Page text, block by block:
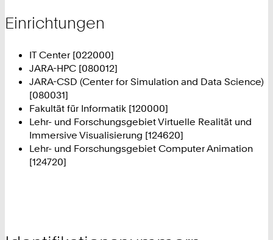
Einrichtungen
IT Center [022000]
JARA-HPC [080012]
JARA-CSD (Center for Simulation and Data Science)
[080031]
Fakultät für Informatik [120000]
Lehr- und Forschungsgebiet Virtuelle Realität und
Immersive Visualisierung [124620]
Lehr- und Forschungsgebiet Computer Animation
[124720]